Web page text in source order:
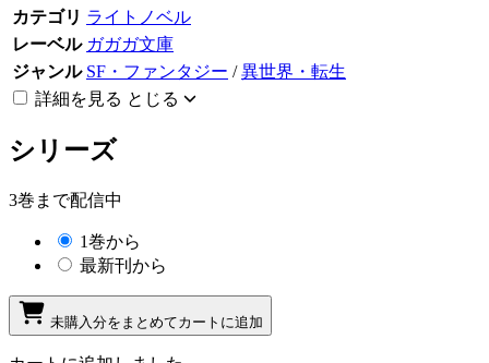
カテゴリ ライトノベル
レーベル ガガガ文庫
ジャンル SF・ファンタジー /異世界・転生
詳細を見る とじる
シリーズ
3巻まで配信中
1巻から
最新刊から
未購入分をまとめてカートに追加